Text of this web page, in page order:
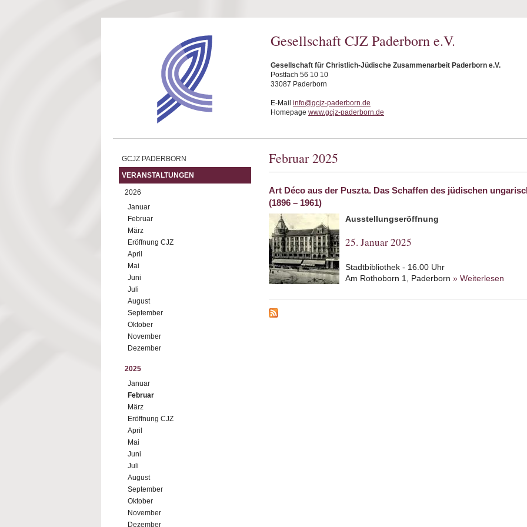
Gesellschaft CJZ Paderborn e.V.
Gesellschaft für Christlich-Jüdische Zusammenarbeit Paderborn e.V.
Postfach 56 10 10
33087 Paderborn
E-Mail info@gcjz-paderborn.de
Homepage www.gcjz-paderborn.de
GCJZ PADERBORN
VERANSTALTUNGEN
2026
Januar
Februar
März
Eröffnung CJZ
April
Mai
Juni
Juli
August
September
Oktober
November
Dezember
2025
Januar
Februar
März
Eröffnung CJZ
April
Mai
Juni
Juli
August
September
Oktober
November
Dezember
Februar 2025
Art Déco aus der Puszta. Das Schaffen des jüdischen
(1896 – 1961)
Ausstellungseröffnung
25. Januar 2025
Stadtbibliothek - 16.00 Uhr
Am Rothoborn 1, Paderborn » Weiterlesen